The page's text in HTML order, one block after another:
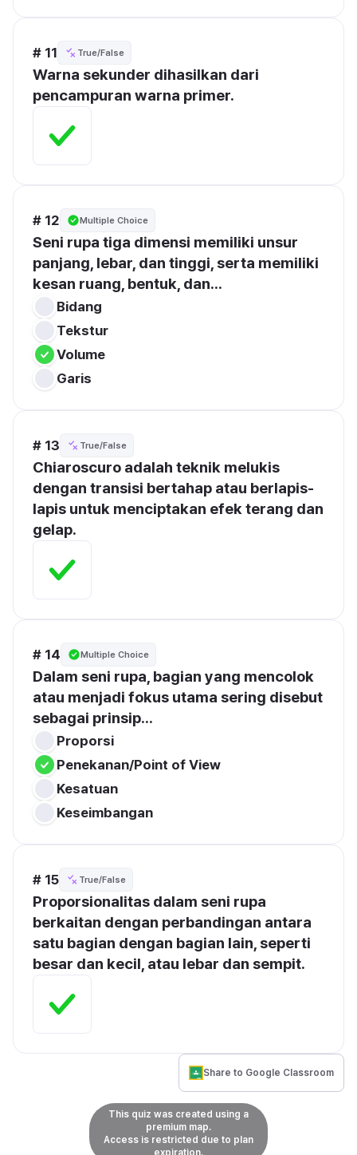
# 11 True/False
Warna sekunder dihasilkan dari
pencampuran warna primer.
# 12 Multiple Choice
Seni rupa tiga dimensi memiliki unsur
panjang, lebar, dan tinggi, serta memiliki
kesan ruang, bentuk, dan...
Bidang
Tekstur
Volume
Garis
# 13 True/False
Chiaroscuro adalah teknik melukis
dengan transisi bertahap atau berlapis-
lapis untuk menciptakan efek terang dan
gelap.
# 14 Multiple Choice
Dalam seni rupa, bagian yang mencolok
atau menjadi fokus utama sering disebut
sebagai prinsip...
Proporsi
Penekanan/Point of View
Kesatuan
Keseimbangan
# 15 True/False
Proporsionalitas dalam seni rupa
berkaitan dengan perbandingan antara
satu bagian dengan bagian lain, seperti
besar dan kecil, atau lebar dan sempit.
Share to Google Classroom
This quiz was created using a
premium map.
Access is restricted due to plan
expiration.